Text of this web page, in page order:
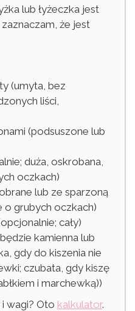
lub łyżeczka jest
że jest
(umyta, bez
liści,
(podsuszone lub
duża, oskrobana,
oczkach)
lub ze sparzoną
o grubych oczkach)
cały)
kamienna lub
gdy do kiszenia nie
czubata, gdy kiszę
i marchewką))
wagi? Oto kalkulator.